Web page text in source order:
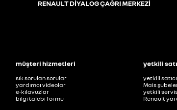
RENAULT DİYALOG ÇAĞRI MERKEZİ
müşteri hizmetleri
sık sorulan sorular
yardımcı videolar
e-kılavuzlar
bilgi talebi formu
yetkili
yetkili
Mais
yetkili
Renault